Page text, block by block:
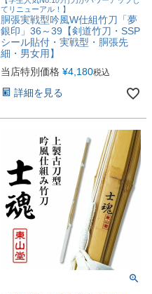
てリニューアル！】
胴張実戦型吟風W仕組竹刀「夢
銀印」36～39【剣道竹刀・SSP
シール貼付・実戦型・胴張先
細・男女用】
当店特別価格 ¥4,180税込
詳細を見る